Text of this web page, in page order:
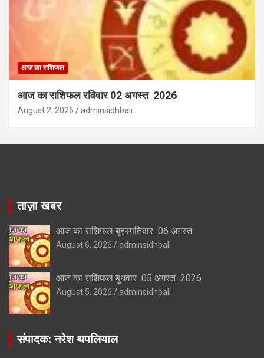
आज का राशिफल
आज का राशिफल रविवार 02 अगस्त 2026
August 2, 2026 adminsidhbali
ताज़ा खबर
आज का राशिफल बृहस्पतिवार 06 अगस्त
August 6, 2026 adminsidhbali
आज का राशिफल बुधवार 05 अगस्त 2026
August 5, 2026 adminsidhbali
संपादक: नरेश थपलियाल